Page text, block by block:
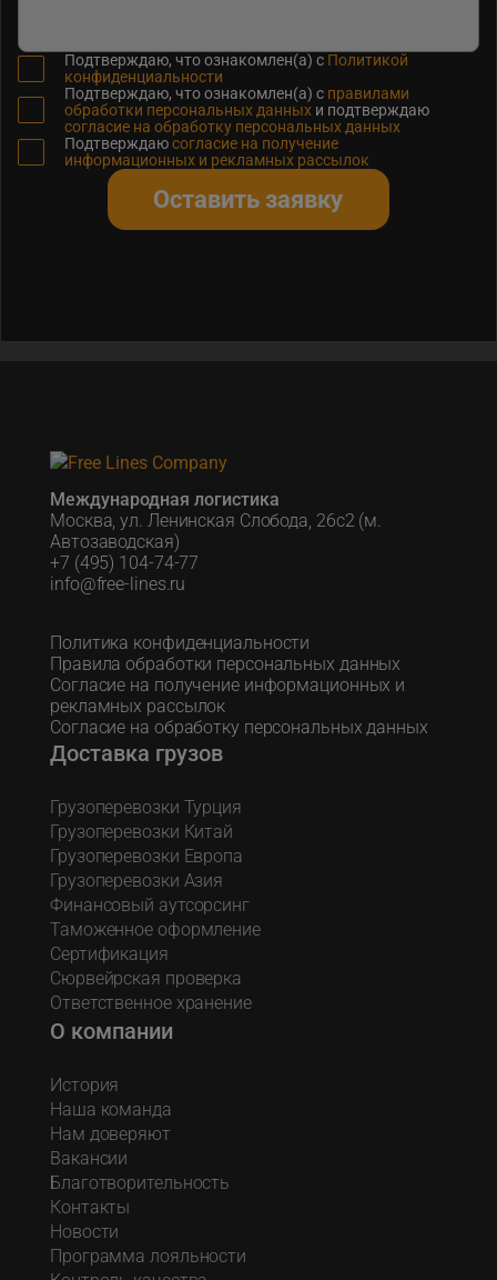
Подтверждаю, что ознакомлен(а) с Политикой
конфиденциальности
Подтверждаю, что ознакомлен(а) с правилами
обработки персональных данныхи подтверждаю
согласие на обработку персональных данных
Подтверждаюсогласие на получение
информационных и рекламных рассылок
Оставить заявку
Международная логистика
Москва, ул. Ленинская Слобода, 26с2 (м.
Автозаводская)
+7 (495) 104-74-77
info@free-lines.ru
Политика конфиденциальности
Правила обработки персональных данных
Согласие на получение информационных и
рекламных рассылок
Согласие на обработку персональных данных
Доставка грузов
Грузоперевозки Турция
Грузоперевозки Китай
Грузоперевозки Европа
Грузоперевозки Азия
Финансовый аутсорсинг
Таможенное оформление
Сертификация
Сюрвейрская проверка
Ответственное хранение
О компании
История
Наша команда
Нам доверяют
Вакансии
Благотворительность
Контакты
Новости
Программа лояльности